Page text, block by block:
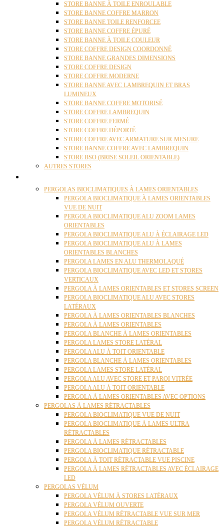
STORE BANNE À TOILE ENROULABLE
STORE BANNE COFFRE MARRON
STORE BANNE TOILE RENFORCEE
STORE BANNE COFFRE ÉPURÉ
STORE BANNE À TOILE COULEUR
STORE COFFRE DESIGN COORDONNÉ
STORE BANNE GRANDES DIMENSIONS
STORE COFFRE DESIGN
STORE COFFRE MODERNE
STORE BANNE AVEC LAMBREQUIN ET BRAS
LUMINEUX
STORE BANNE COFFRE MOTORISÉ
STORE COFFRE LAMBREQUIN
STORE COFFRE FERMÉ
STORE COFFRE DÉPORTÉ
STORE COFFRE AVEC ARMATURE SUR-MESURE
STORE BANNE COFFRE AVEC LAMBREQUIN
STORE BSO (BRISE SOLEIL ORIENTABLE)
AUTRES STORES
PERGOLAS BIOCLIMATIQUES À LAMES ORIENTABLES
PERGOLA BIOCLIMATIQUE À LAMES ORIENTABLES
VUE DE NUIT
PERGOLA BIOCLIMATIQUE ALU ZOOM LAMES
ORIENTABLES
PERGOLA BIOCLIMATIQUE ALU À ÉCLAIRAGE LED
PERGOLA BIOCLIMATIQUE ALU À LAMES
ORIENTABLES BLANCHES
PERGOLA LAMES EN ALU THERMOLAQUÉ
PERGOLA BIOCLIMATIQUE AVEC LED ET STORES
VERTICAUX
PERGOLA À LAMES ORIENTABLES ET STORES SCREEN
PERGOLA BIOCLIMATIQUE ALU AVEC STORES
LATÉRAUX
PERGOLA À LAMES ORIENTABLES BLANCHES
PERGOLA À LAMES ORIENTABLES
PERGOLA BLANCHE À LAMES ORIENTABLES
PERGOLA LAMES STORE LATÉRAL
PERGOLA ALU À TOIT ORIENTABLE
PERGOLA BLANCHE À LAMES ORIENTABLES
PERGOLA LAMES STORE LATÉRAL
PERGOLA ALU AVEC STORE ET PAROI VITRÉE
PERGOLA ALU À TOIT ORIENTABLE
PERGOLA À LAMES ORIENTABLES AVEC OPTIONS
PERGOLAS À LAMES RÉTRACTABLES
PERGOLA BIOCLIMATIQUE VUE DE NUIT
PERGOLA BIOCLIMATIQUE À LAMES ULTRA
RÉTRACTABLES
PERGOLA À LAMES RÉTRACTABLES
PERGOLA BIOCLIMATIQUE RÉTRACTABLE
PERGOLA À TOIT RÉTRACTABLE VUE PISCINE
PERGOLA À LAMES RÉTRACTABLES AVEC ÉCLAIRAGE
LED
PERGOLAS VÉLUM
PERGOLA VÉLUM À STORES LATÉRAUX
PERGOLA VÉLUM OUVERTE
PERGOLA VÉLUM RÉTRACTABLE VUE SUR MER
PERGOLA VÉLUM RÉTRACTABLE